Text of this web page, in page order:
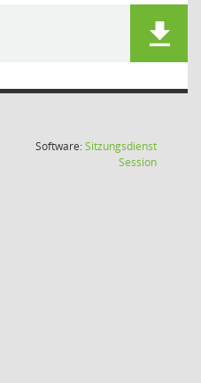
Software:Sitzungsdienst
Session(Wird in